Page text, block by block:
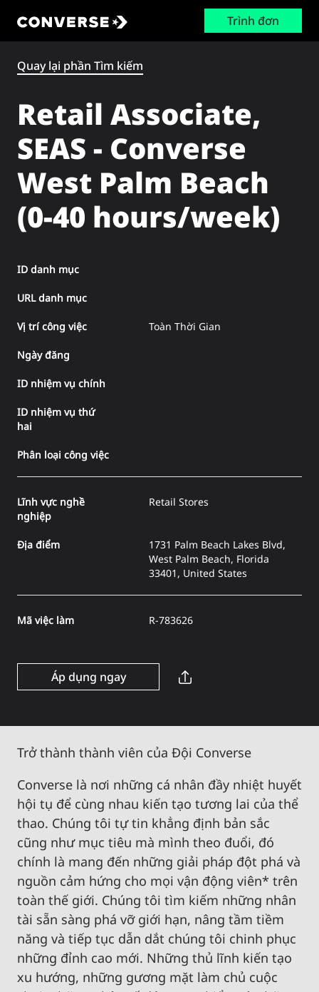
Trình đơn
Quay lại phần Tìm kiếm
Retail Associate,
SEAS - Converse
West Palm Beach
(0-40 hours/week)
ID danh mục
URL danh mục
Vị trí công việc Toàn Thời Gian
Ngày đăng
ID nhiệm vụ chính
ID nhiệm vụ thứ
hai
Phân loại công việc
Lĩnh vực nghề
nghiệp
Retail Stores
Địa điểm
1731 Palm Beach Lakes Blvd,
West Palm Beach, Florida
33401, United States
Mã việc làm R-783626
Áp dụng ngay
Trở thành thành viên của Đội Converse
Converse là nơi những cá nhân đầy nhiệt huyết
hội tụ để cùng nhau kiến tạo tương lai của thể
thao. Chúng tôi tự tin khẳng định bản sắc
cũng như mục tiêu mà mình theo đuổi, đó
chính là mang đến những giải pháp đột phá và
nguồn cảm hứng cho mọi vận động viên* trên
toàn thế giới. Chúng tôi tìm kiếm những nhân
tài sẵn sàng phá vỡ giới hạn, nâng tầm tiềm
năng và tiếp tục dẫn dắt chúng tôi chinh phục
những đỉnh cao mới. Những thủ lĩnh kiến tạo
xu hướng, những gương mặt làm chủ cuộc